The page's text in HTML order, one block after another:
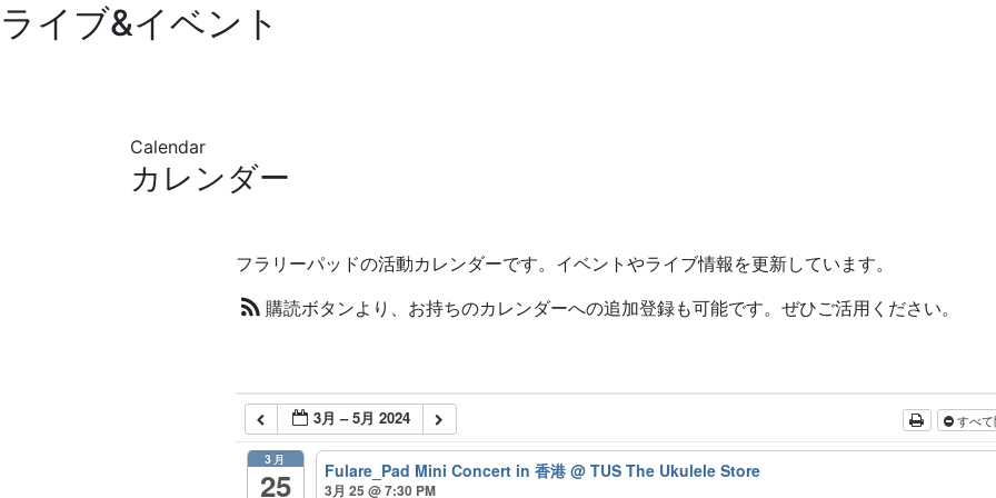
ライブ&イベント
Calendar
カレンダー
フラリーパッドの活動カレンダーです。イベントやライブ情報を更新しています。
購読ボタンより、お持ちのカレンダーへの追加登録も可能です。ぜひご活用ください。
3月 – 5月 2024 すべ
3月
25 Fulare_Pad Mini Concert in 香港 @ TUS The Ukulele Store
3月 25 @ 7:30 PM